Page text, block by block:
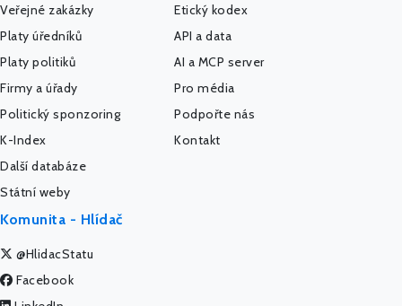
Veřejné zakázky
Platy úředníků
Platy politiků
Firmy a úřady
Politický sponzoring
K-Index
Další databáze
Státní weby
Etický kodex
API a data
AI a MCP server
Pro média
Podpořte nás
Kontakt
Komunita - Hlídač
@HlidacStatu
Facebook